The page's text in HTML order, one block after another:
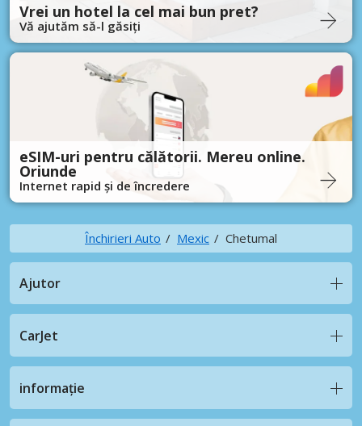
Vrei un hotel la cel mai bun pret?
Vă ajutăm să-l găsiți
eSIM-uri pentru călătorii. Mereu online.
Oriunde
Internet rapid și de încredere
Închirieri Auto Mexic Chetumal
Ajutor
CarJet
informație